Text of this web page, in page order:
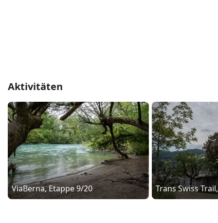
Aktivitäten
ViaBerna, Etappe 9/20 Trans Swiss